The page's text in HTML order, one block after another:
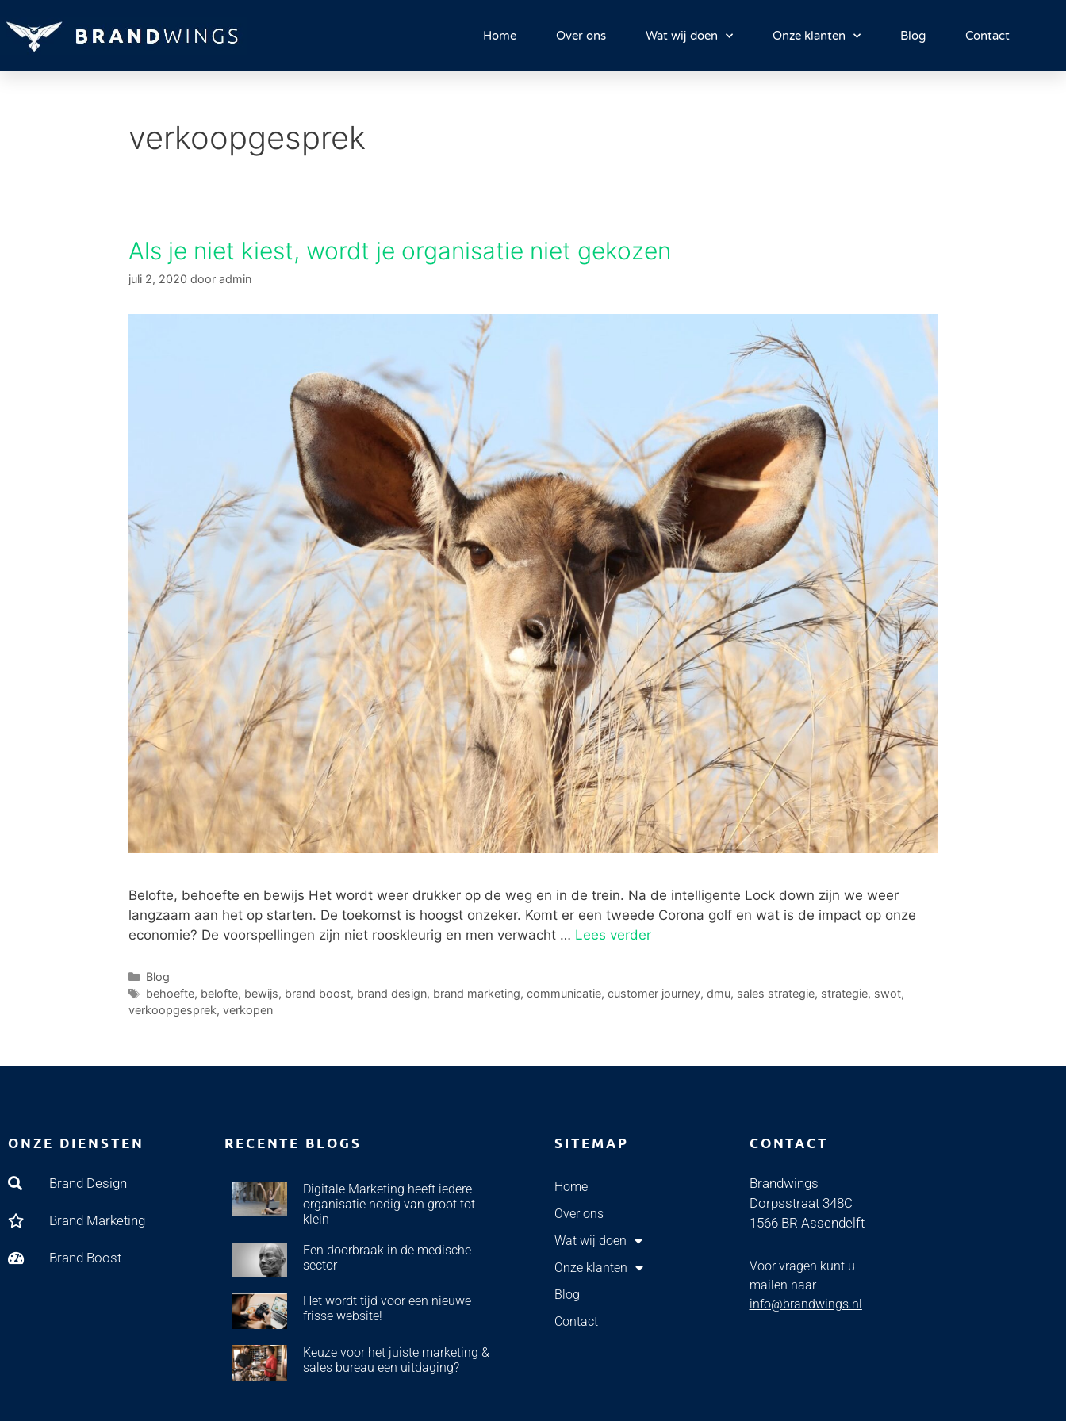
Home Over ons Wat wij doen Onze klanten Blog Contact
verkoopgesprek
Als je niet kiest, wordt je organisatie niet gekozen
juli 2, 2020 door admin
Belofte, behoefte en bewijs Het wordt weer drukker op de weg en in de trein. Na de intelligente Lock down zijn we weer
langzaam aan het op starten. De toekomst is hoogst onzeker. Komt er een tweede Corona golf en wat is de impact op onze
economie? De voorspellingen zijn niet rooskleurig en men verwacht … Lees verder
Blog
behoefte, belofte, bewijs, brand boost, brand design, brand marketing, communicatie, customer journey, dmu, sales strategie, strategie, swot,
verkoopgesprek, verkopen
ONZE DIENSTEN
Brand Design
Brand Marketing
Brand Boost
RECENTE BLOGS
Digitale Marketing heeft iedere
organisatie nodig van groot tot
klein
Een doorbraak in de medische
sector
Het wordt tijd voor een nieuwe
frisse website!
Keuze voor het juiste marketing &
sales bureau een uitdaging?
SITEMAP
Home
Over ons
Wat wij doen
Onze klanten
Blog
Contact
CONTACT
Brandwings
Dorpsstraat 348C
1566 BR Assendelft
Voor vragen kunt u
mailen naar
info@brandwings.nl